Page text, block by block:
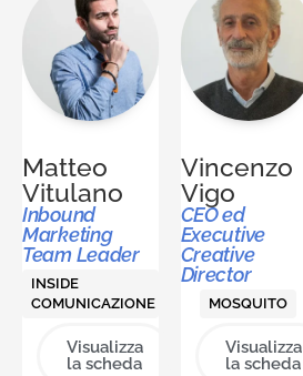
Matteo
Vitulano
Inbound
Marketing
Team Leader
INSIDE
COMUNICAZIONE
Visualizza
la scheda
Vincenzo
Vigo
CEO ed
Executive
Creative
Director
MOSQUITO
Visualizza
la scheda